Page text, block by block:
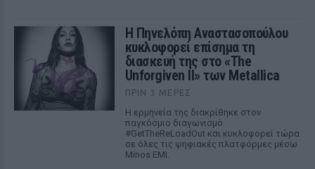
Η Πηνελόπη Αναστασοπούλου
κυκλοφορεί επίσημα τη
διασκευή της στο «The
Unforgiven II» των Metallica
ΠΡΙΝ 3 ΜΈΡΕΣ
Η ερμηνεία της διακρίθηκε στον
παγκόσμιο διαγωνισμό
#GetTheReLoadOut και κυκλοφορεί τώρα
σε όλες τις ψηφιακές πλατφόρμες μέσω
Minos EMI.